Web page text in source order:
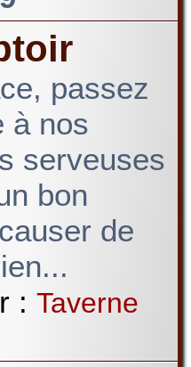
passez
à nos
serveuses
bon
de
: Taverne